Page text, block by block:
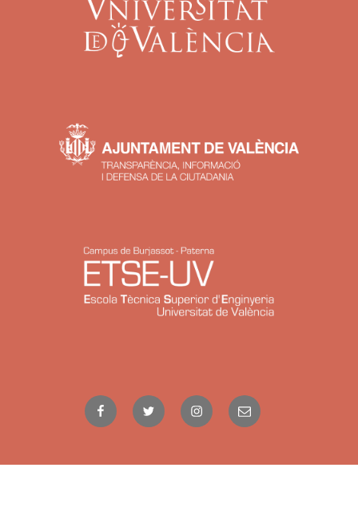
FacebookTwitter InstagramCorreo
electrónico